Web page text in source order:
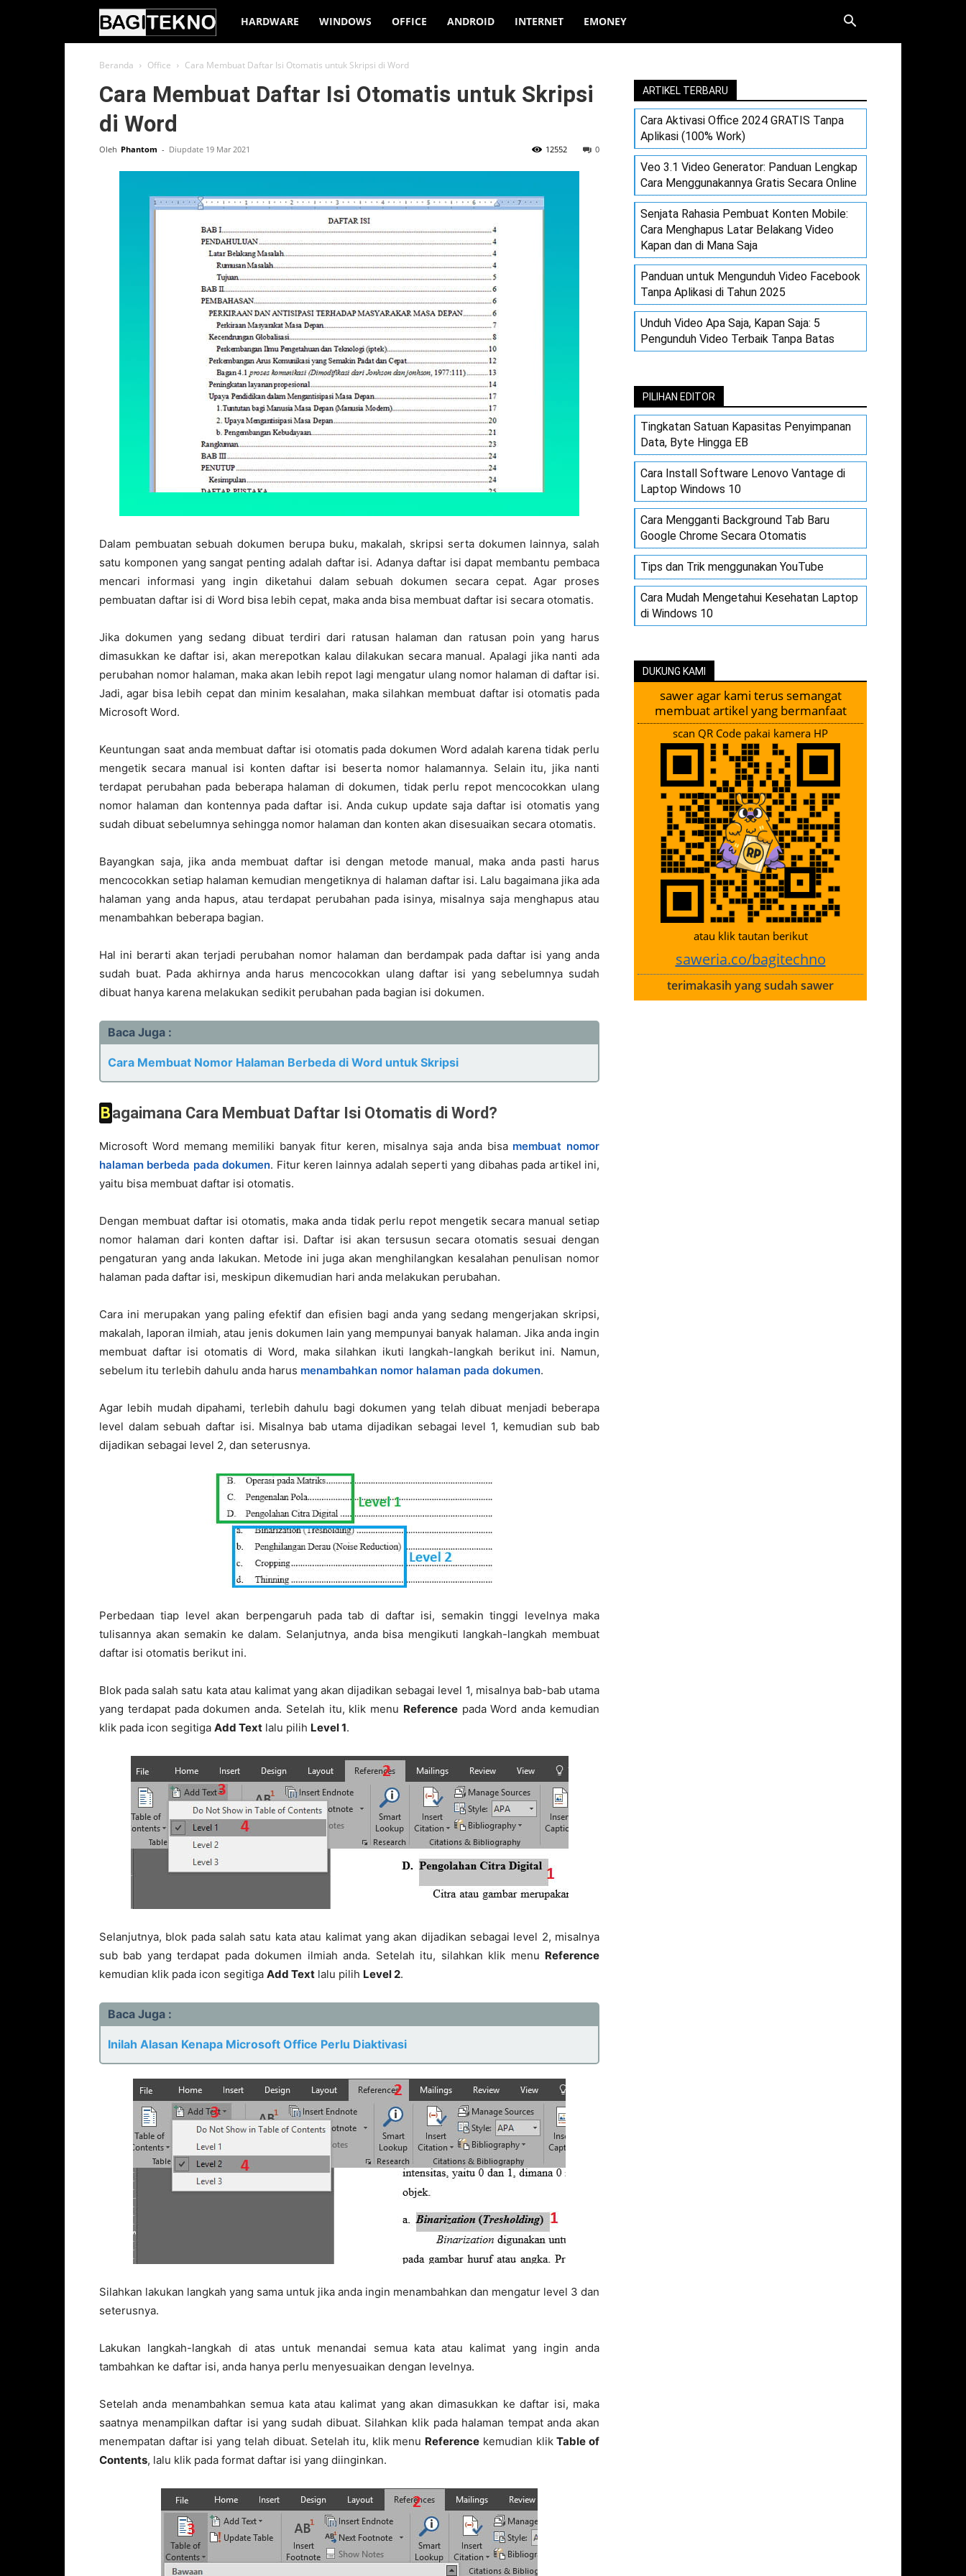
BagiTekno
HARDWARE WINDOWS OFFICE ANDROID INTERNET EMONEY
Beranda Office Cara Membuat Daftar Isi Otomatis untuk Skripsi di Word
Cara Membuat Daftar Isi Otomatis untuk Skripsi
di Word
Oleh Phantom - Diupdate 19 Mar 2021 0
12552
Dalam pembuatan sebuah dokumen berupa buku, makalah, skripsi serta dokumen lainnya, salah
satu komponen yang sangat penting adalah daftar isi. Adanya daftar isi dapat membantu pembaca
mencari informasi yang ingin diketahui dalam sebuah dokumen secara cepat. Agar proses
pembuatan daftar isi di Word bisa lebih cepat, maka anda bisa membuat daftar isi secara otomatis.
Jika dokumen yang sedang dibuat terdiri dari ratusan halaman dan ratusan poin yang harus
dimasukkan ke daftar isi, akan merepotkan kalau dilakukan secara manual. Apalagi jika nanti ada
perubahan nomor halaman, maka akan lebih repot lagi mengatur ulang nomor halaman di daftar isi.
Jadi, agar bisa lebih cepat dan minim kesalahan, maka silahkan membuat daftar isi otomatis pada
Microsoft Word.
Keuntungan saat anda membuat daftar isi otomatis pada dokumen Word adalah karena tidak perlu
mengetik secara manual isi konten daftar isi beserta nomor halamannya. Selain itu, jika nanti
terdapat perubahan pada beberapa halaman di dokumen, tidak perlu repot mencocokkan ulang
nomor halaman dan kontennya pada daftar isi. Anda cukup update saja daftar isi otomatis yang
sudah dibuat sebelumnya sehingga nomor halaman dan konten akan disesuaikan secara otomatis.
Bayangkan saja, jika anda membuat daftar isi dengan metode manual, maka anda pasti harus
mencocokkan setiap halaman kemudian mengetiknya di halaman daftar isi. Lalu bagaimana jika ada
halaman yang anda hapus, atau terdapat perubahan pada isinya, misalnya saja menghapus atau
menambahkan beberapa bagian.
Hal ini berarti akan terjadi perubahan nomor halaman dan berdampak pada daftar isi yang anda
sudah buat. Pada akhirnya anda harus mencocokkan ulang daftar isi yang sebelumnya sudah
dibuat hanya karena melakukan sedikit perubahan pada bagian isi dokumen.
Baca Juga :
Cara Membuat Nomor Halaman Berbeda di Word untuk Skripsi
Bagaimana Cara Membuat Daftar Isi Otomatis di Word?
Microsoft Word memang memiliki banyak fitur keren, misalnya saja anda bisa membuat nomor
halaman berbeda pada dokumen. Fitur keren lainnya adalah seperti yang dibahas pada artikel ini,
yaitu bisa membuat daftar isi otomatis.
Dengan membuat daftar isi otomatis, maka anda tidak perlu repot mengetik secara manual setiap
nomor halaman dari konten daftar isi. Daftar isi akan tersusun secara otomatis sesuai dengan
pengaturan yang anda lakukan. Metode ini juga akan menghilangkan kesalahan penulisan nomor
halaman pada daftar isi, meskipun dikemudian hari anda melakukan perubahan.
Cara ini merupakan yang paling efektif dan efisien bagi anda yang sedang mengerjakan skripsi,
makalah, laporan ilmiah, atau jenis dokumen lain yang mempunyai banyak halaman. Jika anda ingin
membuat daftar isi otomatis di Word, maka silahkan ikuti langkah-langkah berikut ini. Namun,
sebelum itu terlebih dahulu anda harus menambahkan nomor halaman pada dokumen.
Agar lebih mudah dipahami, terlebih dahulu bagi dokumen yang telah dibuat menjadi beberapa
level dalam sebuah daftar isi. Misalnya bab utama dijadikan sebagai level 1, kemudian sub bab
dijadikan sebagai level 2, dan seterusnya.
Perbedaan tiap level akan berpengaruh pada tab di daftar isi, semakin tinggi levelnya maka
tulisannya akan semakin ke dalam. Selanjutnya, anda bisa mengikuti langkah-langkah membuat
daftar isi otomatis berikut ini.
Blok pada salah satu kata atau kalimat yang akan dijadikan sebagai level 1, misalnya bab-bab utama
yang terdapat pada dokumen anda. Setelah itu, klik menu Referencepada Word anda kemudian
klik pada icon segitiga Add Text lalu pilih Level 1.
Selanjutnya, blok pada salah satu kata atau kalimat yang akan dijadikan sebagai level 2, misalnya
sub bab yang terdapat pada dokumen ilmiah anda. Setelah itu, silahkan klik menu Reference
kemudian klik pada icon segitiga Add Text lalu pilih Level 2.
Baca Juga :
Inilah Alasan Kenapa Microsoft Office Perlu Diaktivasi
Silahkan lakukan langkah yang sama untuk jika anda ingin menambahkan dan mengatur level 3 dan
seterusnya.
Lakukan langkah-langkah di atas untuk menandai semua kata atau kalimat yang ingin anda
tambahkan ke daftar isi, anda hanya perlu menyesuaikan dengan levelnya.
Setelah anda menambahkan semua kata atau kalimat yang akan dimasukkan ke daftar isi, maka
saatnya menampilkan daftar isi yang sudah dibuat. Silahkan klik pada halaman tempat anda akan
menempatan daftar isi yang telah dibuat. Setelah itu, klik menu Reference kemudian klikTable of
Contents, lalu klik pada format daftar isi yang diinginkan.
ARTIKEL TERBARU
Cara Aktivasi Office 2024 GRATIS Tanpa
Aplikasi (100% Work)
Veo 3.1 Video Generator: Panduan Lengkap
Cara Menggunakannya Gratis Secara Online
Senjata Rahasia Pembuat Konten Mobile:
Cara Menghapus Latar Belakang Video
Kapan dan di Mana Saja
Panduan untuk Mengunduh Video Facebook
Tanpa Aplikasi di Tahun 2025
Unduh Video Apa Saja, Kapan Saja: 5
Pengunduh Video Terbaik Tanpa Batas
PILIHAN EDITOR
Tingkatan Satuan Kapasitas Penyimpanan
Data, Byte Hingga EB
Cara Install Software Lenovo Vantage di
Laptop Windows 10
Cara Mengganti Background Tab Baru
Google Chrome Secara Otomatis
Tips dan Trik menggunakan YouTube
Cara Mudah Mengetahui Kesehatan Laptop
di Windows 10
DUKUNG KAMI
sawer agar kami terus semangat
membuat artikel yang bermanfaat
scan QR Code pakai kamera HP
atau klik tautan berikut
saweria.co/bagitechno
terimakasih yang sudah sawer